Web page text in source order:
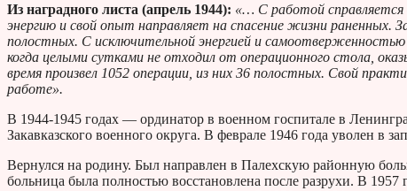
Из наградного листа (апрель 1944): «… С работой справляется
энергию и свой опыт направляет на спасение жизни раненных.
полостных. С исключительной энергией и самоотверженностью
когда целыми сутками не отходил от операционного стола,
время произвел 1052 операции, из них 36 полостных. Свой
работе».
В 1944-1945 годах — ординатор в военном госпитале в
Закавказского военного округа. В феврале 1946 года уволен в
Вернулся на родину. Был направлен в Палехскую районную
больница была полностью восстановлена после разрухи. В